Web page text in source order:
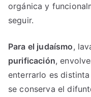
orgánica y
seguir.
Para el judaísmo,
purificación,
enterrarlo es
se conserva el